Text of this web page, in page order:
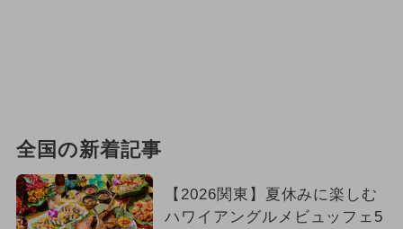
全国の新着記事
【2026関東】夏休みに楽しむ
ハワイアングルメビュッフェ5